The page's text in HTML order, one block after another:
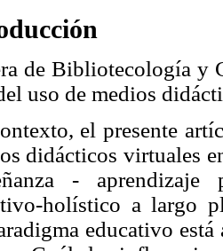
de Bibliotecología y
uso de medios
el presente
didácticos virtuales
-
holístico a largo
educativo